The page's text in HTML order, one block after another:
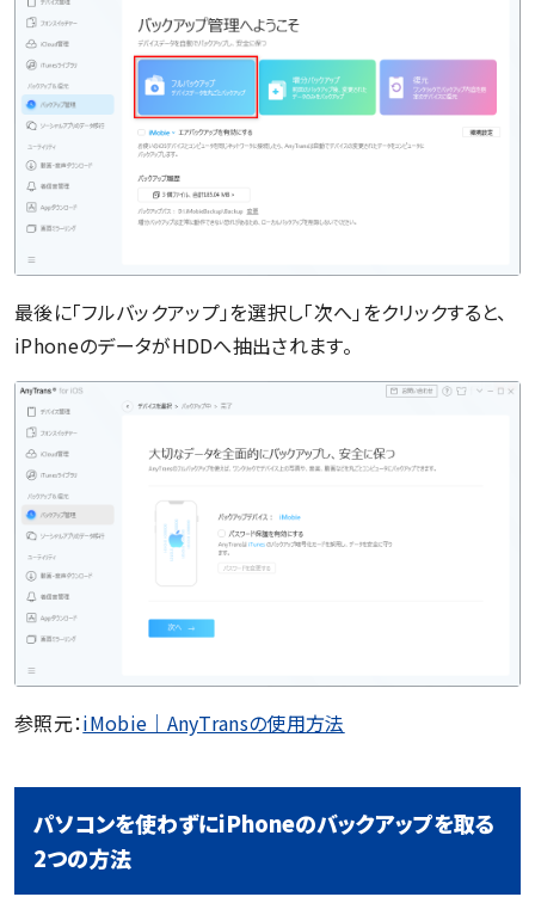
最後に「フルバックアップ」を選択し「次へ」をクリックすると、
iPhoneのデータがHDDへ抽出されます。
参照元：iMobie｜AnyTransの使用方法
パソコンを使わずにiPhoneのバックアップを取る
2つの方法